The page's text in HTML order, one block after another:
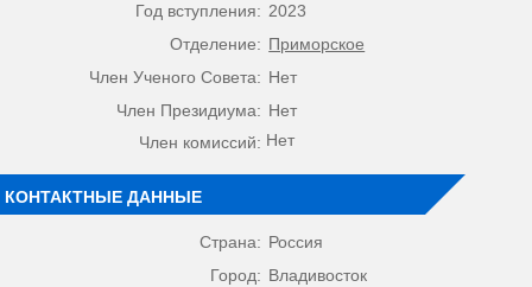
Год вступления: 2023
Отделение: Приморское
Член Ученого Совета: Нет
Член Президиума: Нет
Член комиссий: Нет
КОНТАКТНЫЕ ДАННЫЕ
Страна: Россия
Город: Владивосток